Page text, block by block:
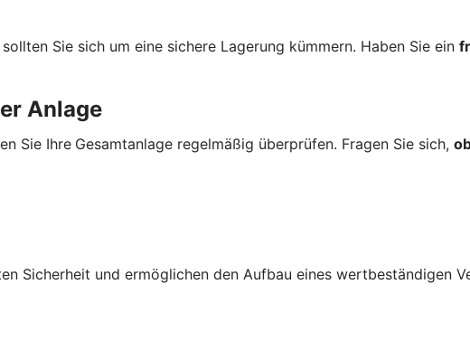
Sie sich um eine sichere Lagerung kümmern. Haben Sie ein
Anlage
Sie Ihre Gesamtanlage regelmäßig überprüfen. Fragen Sie sich,
Sicherheit und ermöglichen den Aufbau eines wertbeständigen